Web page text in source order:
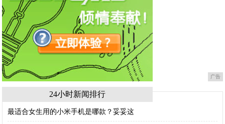
广告
24小时新闻排行
最适合女生用的小米手机是哪款？妥妥这